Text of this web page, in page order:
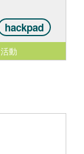
hackpad
活動